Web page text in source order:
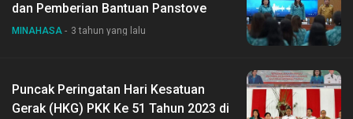
dan Pemberian Bantuan Panstove
MINAHASA 3 tahun yang lalu
Puncak Peringatan Hari Kesatuan
Gerak (HKG) PKK Ke 51 Tahun 2023 di